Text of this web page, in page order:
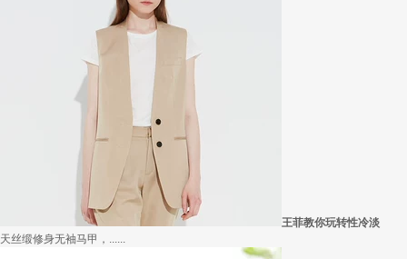
王菲教你玩转性冷淡
天丝缎修身无袖马甲，......